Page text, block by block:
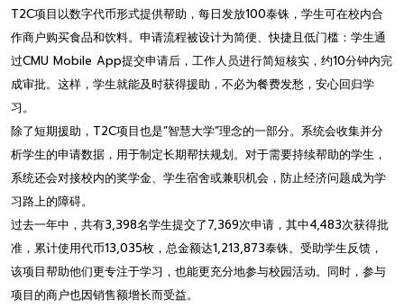
T2C项目以数字代币形式提供帮助，每日发放100泰铢，学生可在校内合
作商户购买食品和饮料。申请流程被设计为简便、快捷且低门槛：学生通
过CMU Mobile App提交申请后，工作人员进行简短核实，约10分钟内完
成审批。这样，学生就能及时获得援助，不必为餐费发愁，安心回归学
习。
除了短期援助，T2C项目也是“智慧大学”理念的一部分。系统会收集并分
析学生的申请数据，用于制定长期帮扶规划。对于需要持续帮助的学生，
系统还会对接校内的奖学金、学生宿舍或兼职机会，防止经济问题成为学
习路上的障碍。
过去一年中，共有3,398名学生提交了7,369次申请，其中4,483次获得批
准，累计使用代币13,035枚，总金额达1,213,873泰铢。受助学生反馈，
该项目帮助他们更专注于学习，也能更充分地参与校园活动。同时，参与
项目的商户也因销售额增长而受益。